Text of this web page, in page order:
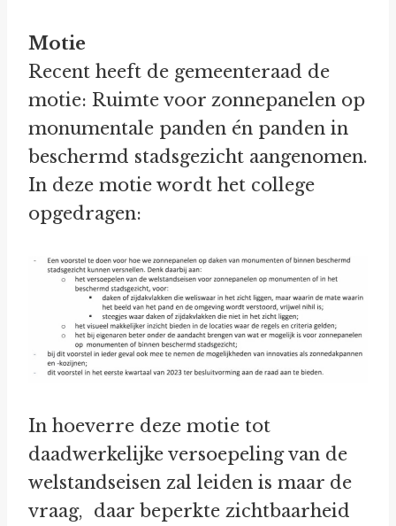
Motie
Recent heeft de gemeenteraad de
motie: Ruimte voor zonnepanelen op
monumentale panden én panden in
beschermd stadsgezicht aangenomen.
In deze motie wordt het college
opgedragen:
In hoeverre deze motie tot
daadwerkelijke versoepeling van de
welstandseisen zal leiden is maar de
vraag, daar beperkte zichtbaarheid